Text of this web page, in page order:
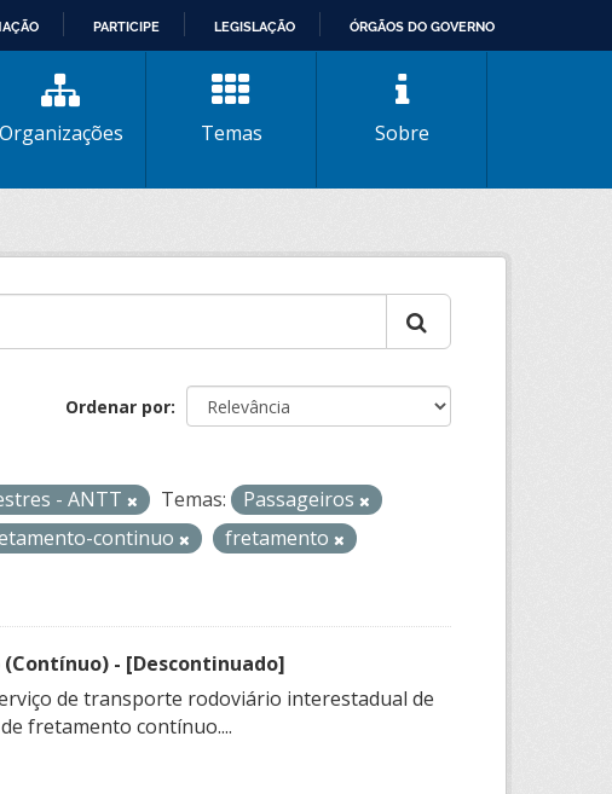
PARTICIPE LEGISLAÇÃO ÓRGÃOS DO GOVERNO
Organizações Temas Sobre
Ordenar por
- ANTT Temas:
Passageiros
continuo
fretamento
- [Descontinuado]
de transporte rodoviário interestadual de
fretamento contínuo....